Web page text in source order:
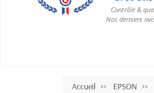
Accueil EPSON